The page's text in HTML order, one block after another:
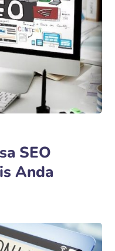
SEO
Anda